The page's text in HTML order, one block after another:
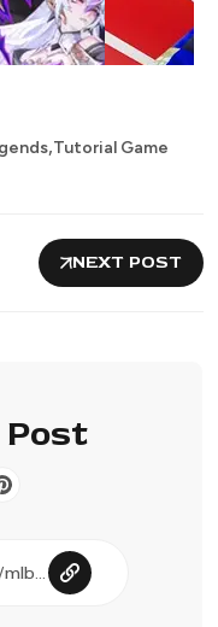
,Tutorial Game
NEXT POST